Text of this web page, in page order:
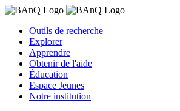
Outils de recherche
Explorer
Apprendre
Obtenir de l'aide
Éducation
Espace Jeunes
Notre institution